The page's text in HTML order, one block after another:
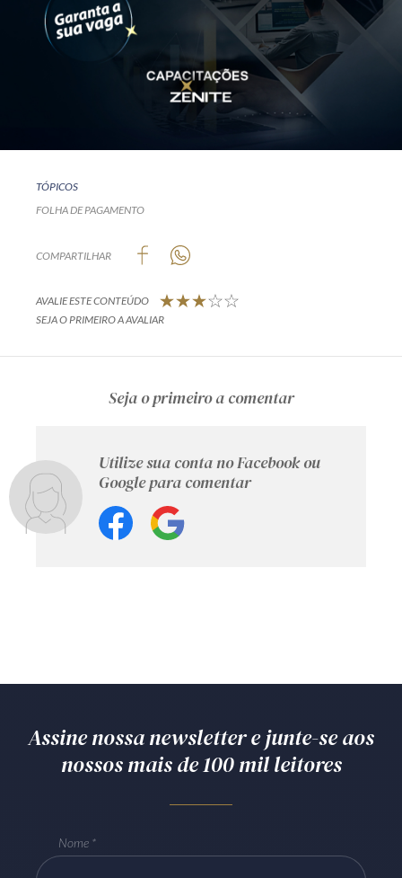
TÓPICOS
FOLHA DE PAGAMENTO
COMPARTILHAR
AVALIE ESTE CONTEÚDO
SEJA O PRIMEIRO A AVALIAR
Seja o primeiro a comentar
Utilize sua conta no Facebook ou
Google para comentar
Assine nossa newsletter e junte-se aos
nossos mais de 100 mil leitores
Nome